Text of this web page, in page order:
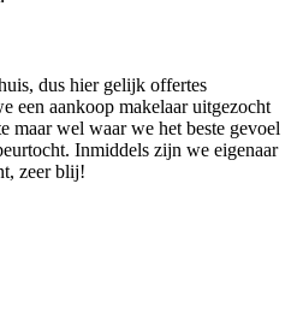
dus hier gelijk offertes
een aankoop makelaar uitgezocht
maar wel waar we het beste gevoel
Inmiddels zijn we eigenaar
zeer blij!